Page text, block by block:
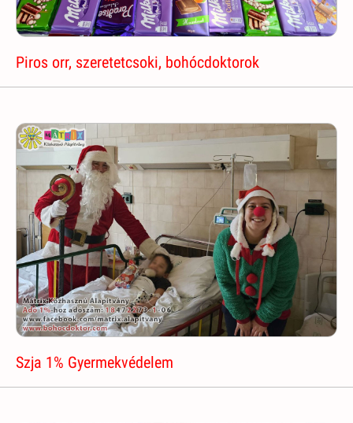
Piros orr, szeretetcsoki, bohócdoktorok
Szja 1% Gyermekvédelem